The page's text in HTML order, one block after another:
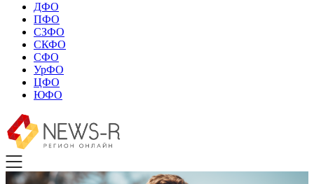
ДФО
ПФО
СЗФО
СКФО
СФО
УрФО
ЦФО
ЮФО